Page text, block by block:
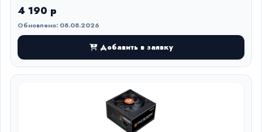
4 190 р
Обновлено: 08.08.2026
Добавить в заявку